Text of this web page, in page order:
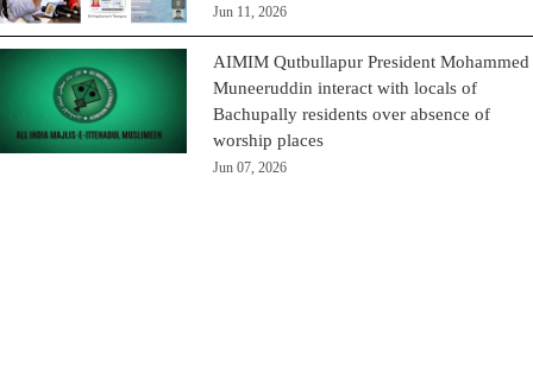
Jun 11, 2026
AIMIM Qutbullapur President Mohammed
Muneeruddin interact with locals of
Bachupally residents over absence of
worship places
Jun 07, 2026